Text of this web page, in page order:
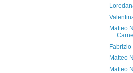
Matteo
Fabrizio
Matteo
Matteo